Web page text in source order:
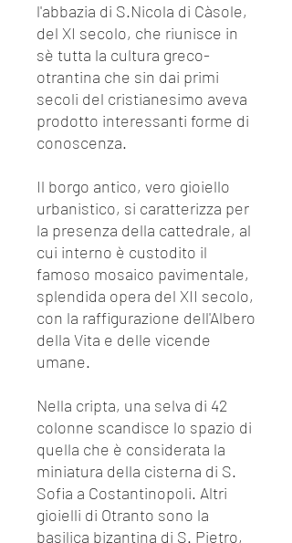
l'abbazia di S.Nicola di Càsole,
del XI secolo, che riunisce in
sè tutta la cultura greco-
otrantina che sin dai primi
secoli del cristianesimo aveva
prodotto interessanti forme di
conoscenza.
Il borgo antico, vero gioiello
urbanistico, si caratterizza per
la presenza della cattedrale, al
cui interno è custodito il
famoso mosaico pavimentale,
splendida opera del XII secolo,
con la raffigurazione dell'Albero
della Vita e delle vicende
umane.
Nella cripta, una selva di 42
colonne scandisce lo spazio di
quella che è considerata la
miniatura della cisterna di S.
Sofia a Costantinopoli. Altri
gioielli di Otranto sono la
basilica bizantina di S. Pietro,